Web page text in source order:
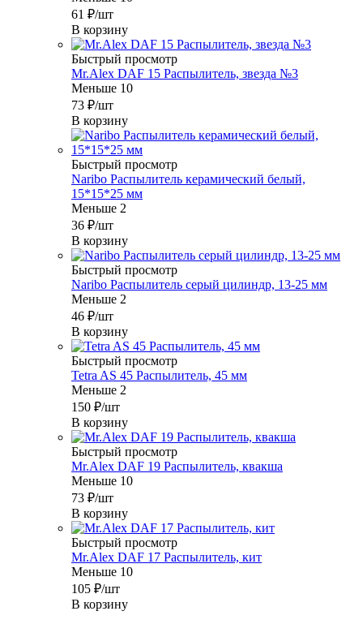
61 ₽/шт
В корзину
Быстрый просмотр
Mr.Alex DAF 15 Распылитель, звезда №3
Меньше 10
73 ₽/шт
В корзину
Быстрый просмотр
Naribo Распылитель керамический белый,
15*15*25 мм
Меньше 2
36 ₽/шт
В корзину
Быстрый просмотр
Naribo Распылитель серый цилиндр, 13-25 мм
Меньше 2
46 ₽/шт
В корзину
Быстрый просмотр
Tetra AS 45 Распылитель, 45 мм
Меньше 2
150 ₽/шт
В корзину
Быстрый просмотр
Mr.Alex DAF 19 Распылитель, квакша
Меньше 10
73 ₽/шт
В корзину
Быстрый просмотр
Mr.Alex DAF 17 Распылитель, кит
Меньше 10
105 ₽/шт
В корзину